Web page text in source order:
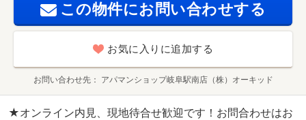
この物件にお問い合わせする
お気に入りに追加する
お問い合わせ先 アパマンショップ岐阜駅南店（株）オーキッド
★オンライン内見、現地待合せ歓迎です！お問合わせはお